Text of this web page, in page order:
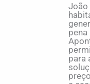
João
para